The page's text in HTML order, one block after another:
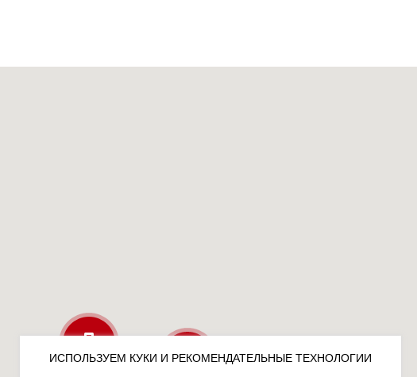
ИСПОЛЬЗУЕМ КУКИ И РЕКОМЕНДАТЕЛЬНЫЕ ТЕХНОЛОГИИ